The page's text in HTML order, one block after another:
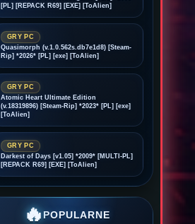
[PL] [REPACK R69] [EXE] [ToAlien]
GRY PC
Quasimorph (v.1.0.562s.db7e1d8) [Steam-
Rip] *2026* [PL] [exe] [ToAlien]
GRY PC
Atomic Heart Ultimate Edition
(v.18319896) [Steam-Rip] *2023* [PL] [exe]
[ToAlien]
GRY PC
Darkest of Days [v1.05] *2009* [MULTI-PL]
[REPACK R69] [EXE] [ToAlien]
🔥POPULARNE